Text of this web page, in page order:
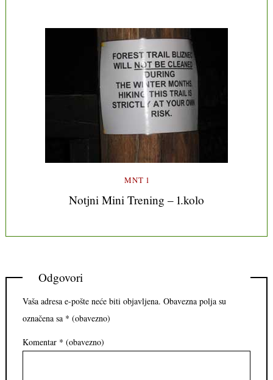
MNT 1
Notjni Mini Trening – 1.kolo
Odgovori
Vaša adresa e-pošte neće biti objavljena. Obavezna polja su
označena sa * (obavezno)
Komentar * (obavezno)